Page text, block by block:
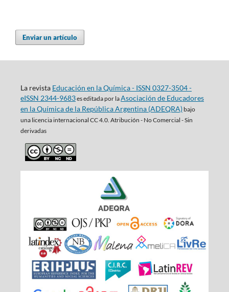
Enviar un artículo
La revista Educación en la Química - ISSN 0327-3504 -
eISSN 2344-9683es editada por laAsociación de Educadores
en la Química de la República Argentina (ADEQRA)bajo
una licencia internacional CC 4.0. Atribución - No Comercial - Sin
derivadas